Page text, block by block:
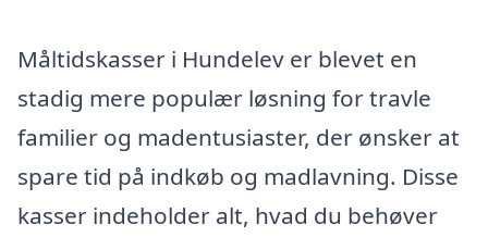
Måltidskasser i Hundelev er blevet en
stadig mere populær løsning for travle
familier og madentusiaster, der ønsker at
spare tid på indkøb og madlavning. Disse
kasser indeholder alt, hvad du behøver